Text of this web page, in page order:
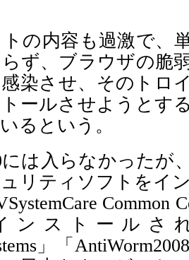
の内容も過激で、
ず、ブラウザの脆
染させ、そのトロ
ールさせようとす
るという。
は入らなかったが
リティソフトをイ
Common
ンストールさ
」「